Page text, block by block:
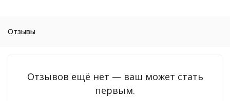
Отзывы
Отзывов ещё нет — ваш может стать
первым.